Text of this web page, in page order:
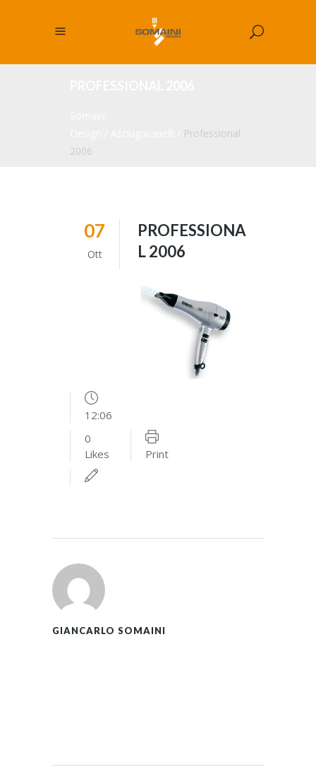
Professional
2006
07
Ott
PROFESSIONA
L 2006
12:06
0
Likes
Print
GIANCARLO SOMAINI